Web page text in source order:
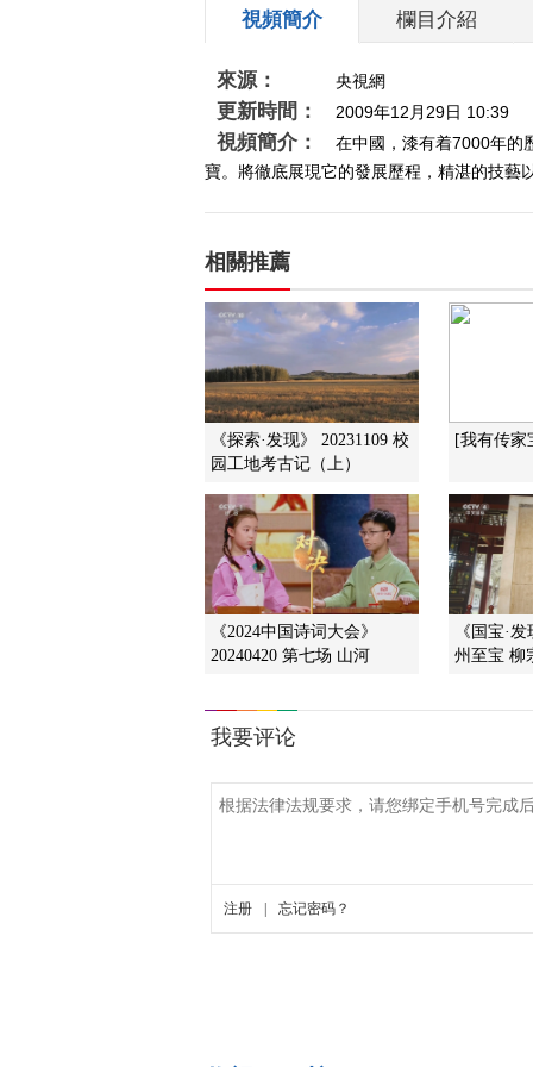
視頻簡介 欄目介紹
來源： 央視網
更新時間： 2009年12月29日 10:39
視頻簡介：
在中國，漆有着7000年的
寶。將徹底展現它的發展歷程，精湛的技藝
相關推薦
《探索·发现》 20231109 校
园工地考古记（上）
[我有传家
《2024中国诗词大会》
20240420 第七场 山河
《国宝·
州至宝 柳